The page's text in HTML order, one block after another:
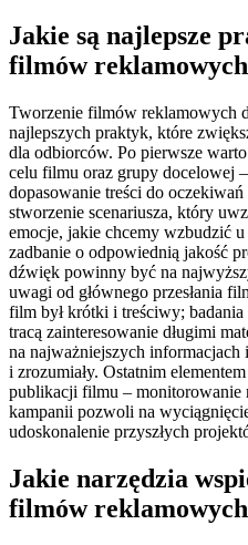
Jakie są najlepsze
filmów
Tworzenie filmów reklamowych
najlepszych praktyk, które
dla odbiorców. Po pierwsze
celu filmu oraz grupy docelowej
dopasowanie treści do
stworzenie scenariusza, który
emocje, jakie chcemy wzbudzić
zadbanie o odpowiednią jakość
dźwięk powinny być na
uwagi od głównego przesłania
film był krótki i treściwy;
tracą zainteresowanie długimi
na najważniejszych
i zrozumiały. Ostatnim
publikacji filmu – monitorowanie
kampanii pozwoli na
udoskonalenie przyszłych
Jakie narzędzia
filmów